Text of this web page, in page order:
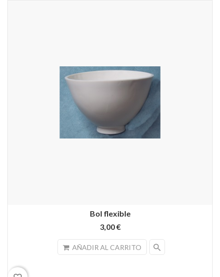
Bol flexible
3,00 €
AÑADIR AL CARRITO search